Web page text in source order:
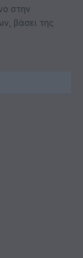
στην
βάσει της